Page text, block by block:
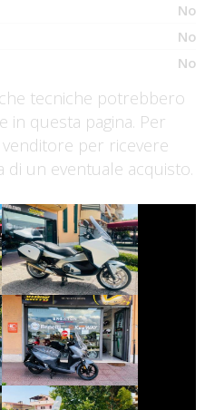
No
No
No
tecniche potrebbero
in questa pagina. Per
per ricevere
un eventuale acquisto.
HONDA INTEGRA
SYM JOYRIDE
€ 4.190 €
€ 2.990 €